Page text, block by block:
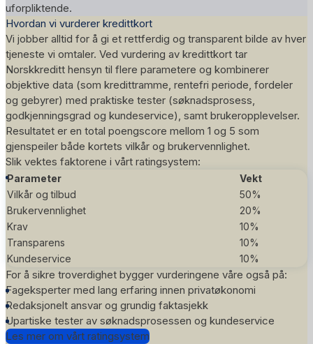
uforpliktende.
Hvordan vi vurderer kredittkort
Vi jobber alltid for å gi et rettferdig og transparent bilde av hver
tjeneste vi omtaler. Ved vurdering av kredittkort tar
Norskkreditt hensyn til flere parametere og kombinerer
objektive data (som kredittramme, rentefri periode, fordeler
og gebyrer) med praktiske tester (søknadsprosess,
godkjenningsgrad og kundeservice), samt brukeropplevelser.
Resultatet er en total poengscore mellom 1 og 5 som
gjenspeiler både kortets vilkår og brukervennlighet.
Slik vektes faktorene i vårt ratingsystem:
Parameter
Vekt
Vilkår og tilbud
50%
Brukervennlighet
20%
Krav
10%
Transparens
10%
Kundeservice
10%
For å sikre troverdighet bygger vurderingene våre også på:
Fageksperter med lang erfaring innen privatøkonomi
Redaksjonelt ansvar og grundig faktasjekk
Upartiske tester av søknadsprosessen og kundeservice
Les mer om vårt ratingsystem